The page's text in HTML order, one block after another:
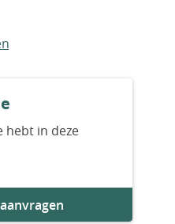
hebt in deze